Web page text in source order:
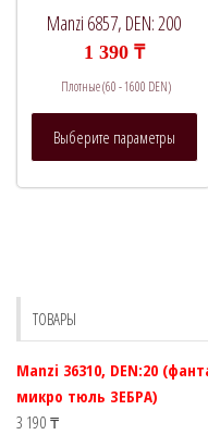
Manzi 6857, DEN: 200
1 390 ₸
Плотные (60 - 1600 DEN)
Выберите параметры
Этот
ТОВАРЫ
Manzi 36310, DEN:20
микро тюль ЗЕБРА)
3 190 ₸